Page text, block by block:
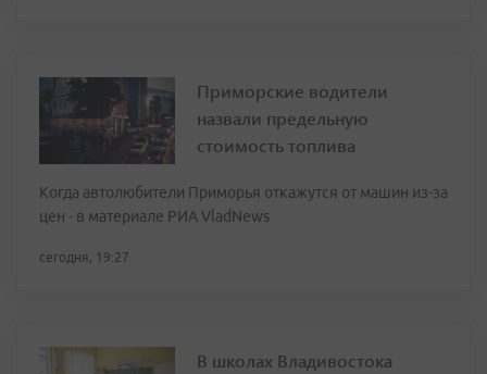
Приморские водители
назвали предельную
стоимость топлива
Когда автолюбители Приморья откажутся от машин из-за
цен - в материале РИА VladNews
сегодня, 19:27
В школах Владивостока